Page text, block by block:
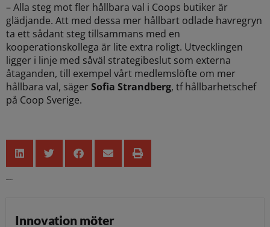
– Alla steg mot fler hållbara val i Coops butiker är
glädjande. Att med dessa mer hållbart odlade havregryn
ta ett sådant steg tillsammans med en
kooperationskollega är lite extra roligt. Utvecklingen
ligger i linje med såväl strategibeslut som externa
åtaganden, till exempel vårt medlemslöfte om mer
hållbara val, sägerSofia Strandberg, tf hållbarhetschef
på Coop Sverige.
Innovation möter